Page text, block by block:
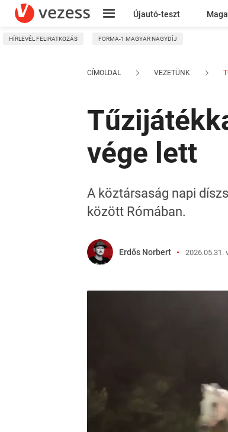
Újautó-teszt
Kresz
HÍRLEVÉL FELIRATKOZÁS FORMA-1 MAGYAR NAGYDÍJ
CÍMOLDAL VEZETÜNK
vége lett
A köztársaság napi
között Rómában.
Erdős Norbert 2026.05.31.